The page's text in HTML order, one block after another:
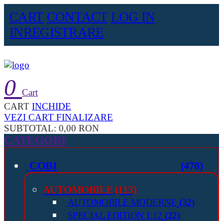
CART CONTACT LOG IN
INREGISTRARE
0 Cart
CART INCHIDE
VEZI CART FINALIZARE
SUBTOTAL: 0,00 RON
CATEGORI
COBI (478)
AUTOMOBILE (113)
AUTOMOBILE MODERNE (32)
SPECIAL EDITION 1:12 (22)